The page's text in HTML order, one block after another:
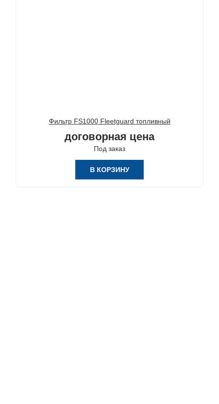
Фильтр FS1000 Fleetguard топливный
договорная цена
Под заказ
В КОРЗИНУ